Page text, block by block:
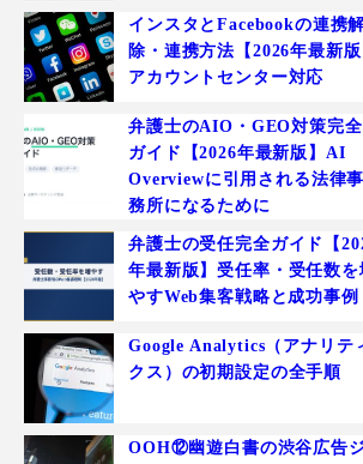
インスタとFacebookの連携
除・連携方法【2026年最新版
アカウントセンター対応
弁護士のAIO・GEO対策完全
ガイド【2026年最新版】AI
Overviewに引用される法律事
務所になるために
弁護士の受任完全ガイド【
年最新版】受任率・受任数を
やすWeb集客戦略と成功事例
Google Analytics（アナリテ
クス）の初期設定の全手順
OOH⑫幽遊白書の渋谷広告